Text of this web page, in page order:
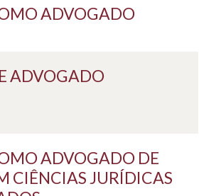
ADVOGADO
ADVOGADO
ADVOGADO DE
CIÊNCIAS JURÍDICAS